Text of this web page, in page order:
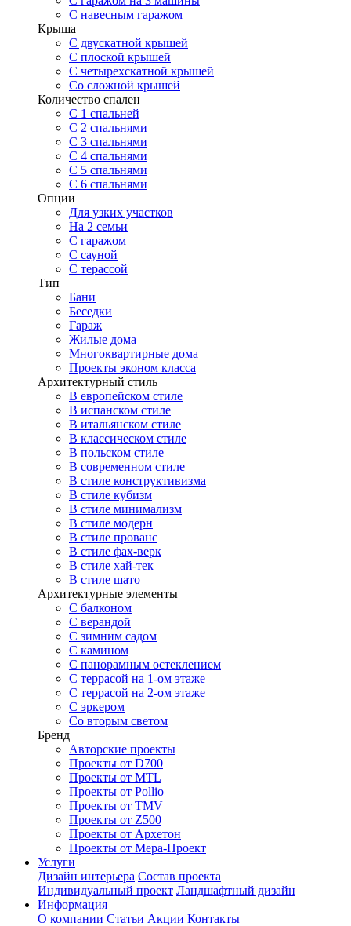
С навесным гаражом
Крыша
С двускатной крышей
С плоской крышей
С четырехскатной крышей
Со сложной крышей
Количество спален
С 1 спальней
С 2 спальнями
С 3 спальнями
С 4 спальнями
С 5 спальнями
С 6 спальнями
Опции
Для узких участков
На 2 семьи
С гаражом
С сауной
С терассой
Тип
Бани
Беседки
Гараж
Жилые дома
Многоквартирные дома
Проекты эконом класса
Архитектурный стиль
В европейском стиле
В испанском стиле
В итальянском стиле
В классическом стиле
В польском стиле
В современном стиле
В стиле конструктивизма
В стиле кубизм
В стиле минимализм
В стиле модерн
В стиле прованс
В стиле фах-верк
В стиле хай-тек
В стиле шато
Архитектурные элементы
С балконом
С верандой
С зимним садом
С камином
С панорамным остеклением
С террасой на 1-ом этаже
С террасой на 2-ом этаже
С эркером
Со вторым светом
Бренд
Авторские проекты
Проекты от D700
Проекты от MTL
Проекты от Pollio
Проекты от TMV
Проекты от Z500
Проекты от Архетон
Проекты от Мера-Проект
Услуги
Дизайн интерьера Состав проекта
Индивидуальный проект Ландшафтный дизайн
Информация
О компании Статьи Акции Контакты